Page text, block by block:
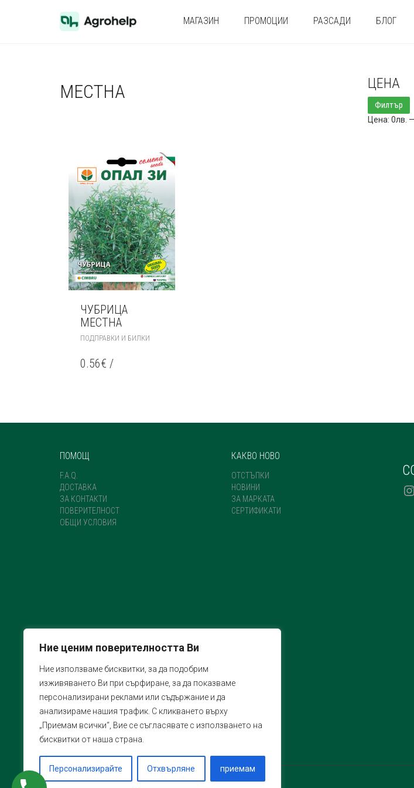
Ние ценим поверителността Ви
Ние използваме бисквитки, за да подобрим
изживяването Ви при сърфиране, за да показваме
персонализирани реклами или съдържание и да
анализираме нашия трафик. С кликването върху
„Приемам всички“, Вие се съгласявате с използването на
бисквитки от наша страна.
Персонализирайте Отхвърляне приемам
МАГАЗИН ПРОМОЦИИ РАЗСАДИ БЛОГ
МЕСТНА ЦЕНА
Минимална
цена
Максимална
цена
Филтър
Цена: 0лв. —
ЧУБРИЦА
МЕСТНА
ПОДПРАВКИ И БИЛКИ
0.56€ /
ПОМОЩ
F.A.Q.
ДОСТАВКА
ЗА КОНТАКТИ
ПОВЕРИТЕЛНОСТ
ОБЩИ УСЛОВИЯ
КАКВО НОВО
ОТСТЪПКИ
НОВИНИ
ЗА МАРКАТА
СЕРТИФИКАТИ